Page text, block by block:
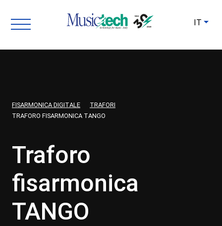
IT
FISARMONICA DIGITALE
TRAFORI
TRAFORO FISARMONICA TANGO
Traforo
fisarmonica
TANGO